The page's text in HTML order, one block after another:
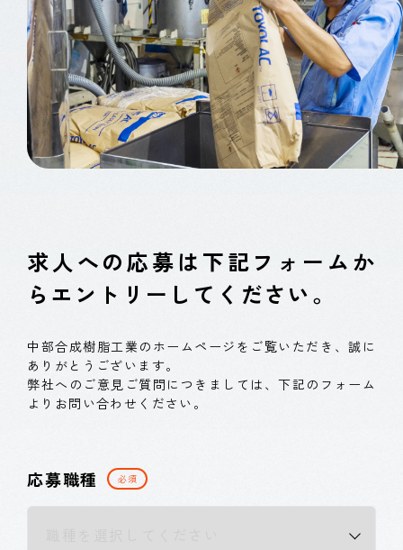
CONTACT
求人への応募は下記フォームか
らエントリーしてください。
中部合成樹脂工業のホームページをご覧いただき、誠に
ありがとうございます。
弊社へのご意見ご質問につきましては、下記のフォーム
よりお問い合わせください。
応募職種 必須